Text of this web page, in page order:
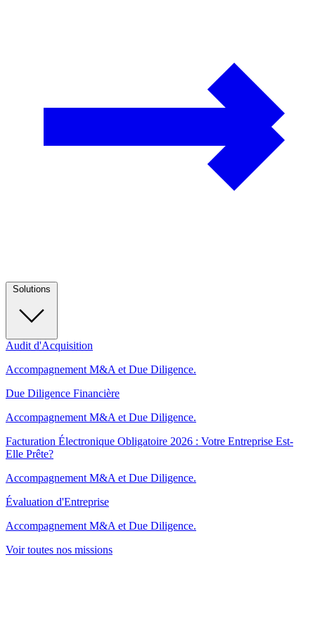
Audit d'Acquisition
Accompagnement M&A et Due Diligence.
Due Diligence Financière
Accompagnement M&A et Due Diligence.
Facturation Électronique Obligatoire 2026 : Votre Entreprise Est-
Elle Prête?
Accompagnement M&A et Due Diligence.
Évaluation d'Entreprise
Accompagnement M&A et Due Diligence.
Voir toutes nos missions